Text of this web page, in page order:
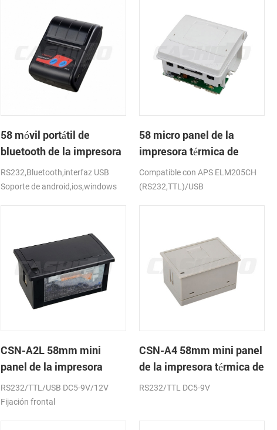
58 móvil portátil de
bluetooth de la impresora
térmica de PTP-II
RS232,Bluetooth,interfaz USB
Soporte de android,ios,windows
58 micro panel de la
impresora térmica de
recibos CSN-A1
Compatible con APS ELM205CH
(RS232,TTL)/USB
CSN-A2L 58mm mini
panel de la impresora
térmica de recibos
RS232/TTL/USB DC5-9V/12V
Fijación frontal
CSN-A4 58mm mini panel
de la impresora térmica de
recibos
RS232/TTL DC5-9V